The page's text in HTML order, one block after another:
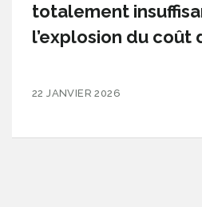
totalement
l’explosion du coût
22 JANVIER 2026